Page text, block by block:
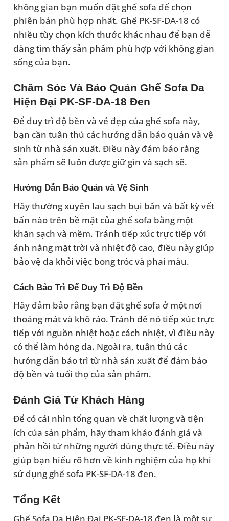
không gian bạn muốn đặt ghế sofa để chọn
phiên bản phù hợp nhất. Ghế PK-SF-DA-18 có
nhiều tùy chọn kích thước khác nhau để bạn dễ
dàng tìm thấy sản phẩm phù hợp với không gian
sống của bạn.
Chăm Sóc Và Bảo Quản Ghế Sofa Da
Hiện Đại PK-SF-DA-18 Đen
Để duy trì độ bền và vẻ đẹp của ghế sofa này,
bạn cần tuân thủ các hướng dẫn bảo quản và vệ
sinh từ nhà sản xuất. Điều này đảm bảo rằng
sản phẩm sẽ luôn được giữ gìn và sạch sẽ.
Hướng Dẫn Bảo Quản và Vệ Sinh
Hãy thường xuyên lau sạch bụi bẩn và bất kỳ vết
bẩn nào trên bề mặt của ghế sofa bằng một
khăn sạch và mềm. Tránh tiếp xúc trực tiếp với
ánh nắng mặt trời và nhiệt độ cao, điều này giúp
bảo vệ da khỏi việc bong tróc và phai màu.
Cách Bảo Trì Để Duy Trì Độ Bền
Hãy đảm bảo rằng bạn đặt ghế sofa ở một nơi
thoáng mát và khô ráo. Tránh để nó tiếp xúc trực
tiếp với nguồn nhiệt hoặc cách nhiệt, vì điều này
có thể làm hỏng da. Ngoài ra, tuân thủ các
hướng dẫn bảo trì từ nhà sản xuất để đảm bảo
độ bền và tuổi thọ của sản phẩm.
Đánh Giá Từ Khách Hàng
Để có cái nhìn tổng quan về chất lượng và tiện
ích của sản phẩm, hãy tham khảo đánh giá và
phản hồi từ những người dùng thực tế. Điều này
giúp bạn hiểu rõ hơn về kinh nghiệm của họ khi
sử dụng ghế sofa PK-SF-DA-18 đen.
Tổng Kết
Ghế Sofa Da Hiện Đại PK-SF-DA-18 đen là một sự